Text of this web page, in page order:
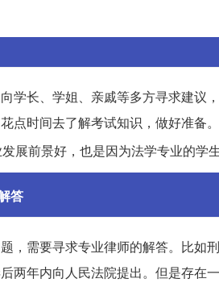
学长、学姐、亲戚等多方寻求建议
点时间去了解考试知识，做好准备
展前景好，也是因为法学专业的学
答
，需要寻求专业律师的解答。比如
两年内向人民法院提出。但是存在